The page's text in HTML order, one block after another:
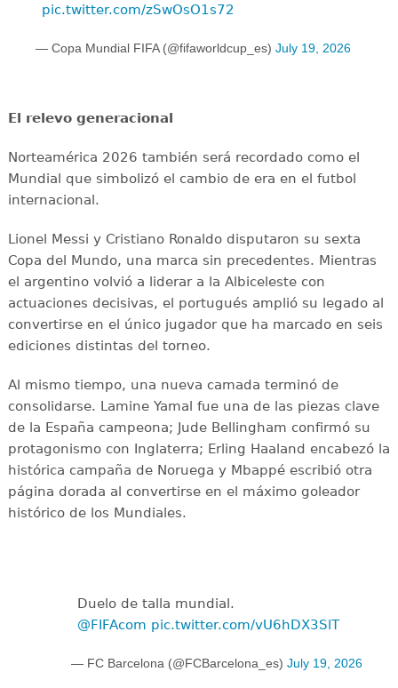
pic.twitter.com/zSwOsO1s72
— Copa Mundial FIFA (@fifaworldcup_es) July 19, 2026
El relevo generacional
Norteamérica 2026 también será recordado como el
Mundial que simbolizó el cambio de era en el futbol
internacional.
Lionel Messi y Cristiano Ronaldo disputaron su sexta
Copa del Mundo, una marca sin precedentes. Mientras
el argentino volvió a liderar a la Albiceleste con
actuaciones decisivas, el portugués amplió su legado al
convertirse en el único jugador que ha marcado en seis
ediciones distintas del torneo.
Al mismo tiempo, una nueva camada terminó de
consolidarse. Lamine Yamal fue una de las piezas clave
de la España campeona; Jude Bellingham confirmó su
protagonismo con Inglaterra; Erling Haaland encabezó la
histórica campaña de Noruega y Mbappé escribió otra
página dorada al convertirse en el máximo goleador
histórico de los Mundiales.
Duelo de talla mundial.
@FIFAcom pic.twitter.com/vU6hDX3SlT
— FC Barcelona (@FCBarcelona_es) July 19, 2026